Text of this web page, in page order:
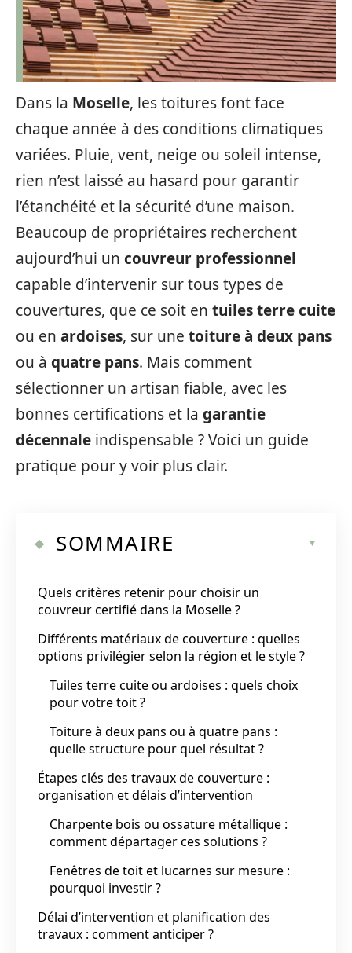
Dans la Moselle, les toitures font face
chaque année à des conditions climatiques
variées. Pluie, vent, neige ou soleil intense,
rien n’est laissé au hasard pour garantir
l’étanchéité et la sécurité d’une maison.
Beaucoup de propriétaires recherchent
aujourd’hui un couvreur professionnel
capable d’intervenir sur tous types de
couvertures, que ce soit en tuiles terre cuite
ou en ardoises, sur une toiture à deux pans
ou à quatre pans. Mais comment
sélectionner un artisan fiable, avec les
bonnes certifications et la garantie
décennale indispensable ? Voici un guide
pratique pour y voir plus clair.
SOMMAIRE
Quels critères retenir pour choisir un
couvreur certifié dans la Moselle ?
Différents matériaux de couverture : quelles
options privilégier selon la région et le style ?
Tuiles terre cuite ou ardoises : quels choix
pour votre toit ?
Toiture à deux pans ou à quatre pans :
quelle structure pour quel résultat ?
Étapes clés des travaux de couverture :
organisation et délais d’intervention
Charpente bois ou ossature métallique :
comment départager ces solutions ?
Fenêtres de toit et lucarnes sur mesure :
pourquoi investir ?
Délai d’intervention et planification des
travaux : comment anticiper ?